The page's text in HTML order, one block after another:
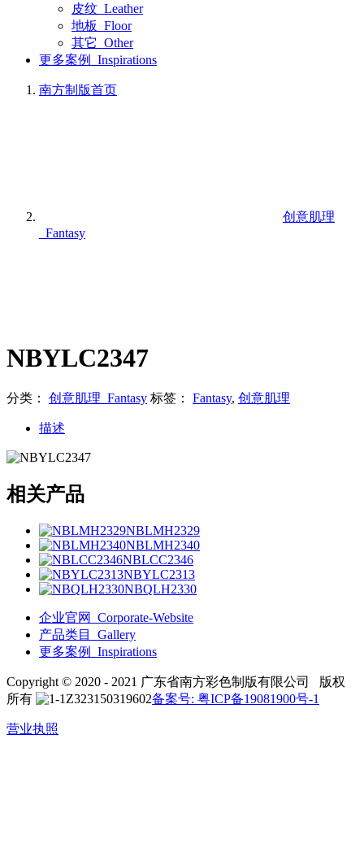
皮纹_Leather
地板_Floor
其它_Other
更多案例_Inspirations
南方制版首页
创意肌理
_Fantasy
NBYLC2347
分类： 创意肌理_Fantasy 标签： Fantasy, 创意肌理
描述
相关产品
NBLMH2329
NBLMH2340
NBLCC2346
NBYLC2313
NBQLH2330
企业官网_Corporate-Website
产品类目_Gallery
更多案例_Inspirations
Copyright © 2020 - 2021 广东省南方彩色制版有限公司 版权
所有
备案号: 粤ICP备19081900号-1
营业执照